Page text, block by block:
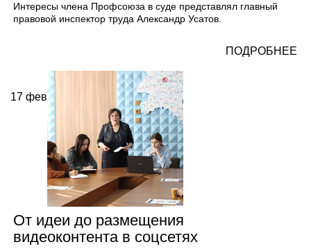
Интересы члена Профсоюза в суде представлял главный
правовой инспектор труда Александр Усатов.
ПОДРОБНЕЕ
17 фев
От идеи до размещения
видеоконтента в соцсетях